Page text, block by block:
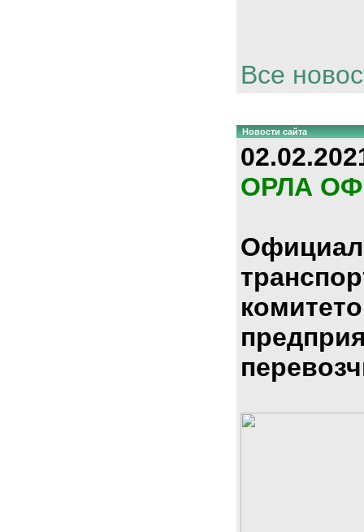
Все
Новости сайта
ОРЛА